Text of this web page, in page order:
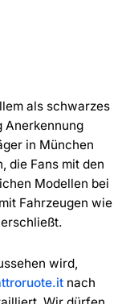
als schwarzes
Anerkennung
in München
die Fans mit den
Modellen bei
Fahrzeugen wie
wird,
nach